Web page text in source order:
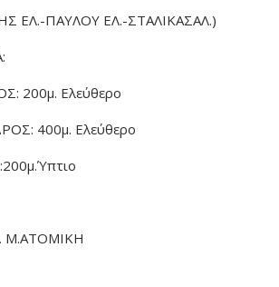
ΕΛ.-ΠΑΥΛΟΥ ΕΛ.-ΣΤΑΛΙΚΑΣΑΛ.)
200μ. Ελεύθερο
400μ. Ελεύθερο
Μ.ΑΤΟΜΙΚΗ